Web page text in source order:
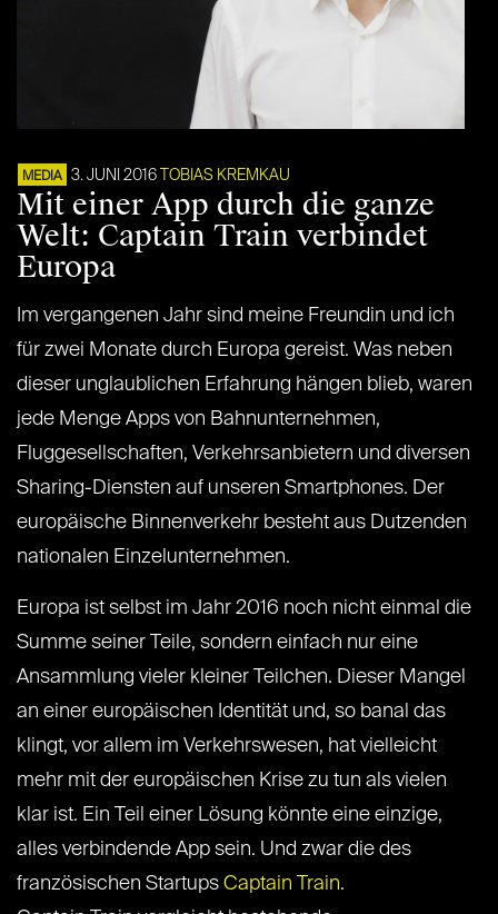
MEDIA 3. JUNI 2016 TOBIAS KREMKAU
Mit einer App durch die ganze
Welt: Captain Train verbindet
Europa
Im vergangenen Jahr sind meine Freundin und ich
für zwei Monate durch Europa gereist. Was neben
dieser unglaublichen Erfahrung hängen blieb, waren
jede Menge Apps von Bahnunternehmen,
Fluggesellschaften, Verkehrsanbietern und diversen
Sharing-Diensten auf unseren Smartphones. Der
europäische Binnenverkehr besteht aus Dutzenden
nationalen Einzelunternehmen.
Europa ist selbst im Jahr 2016 noch nicht einmal die
Summe seiner Teile, sondern einfach nur eine
Ansammlung vieler kleiner Teilchen. Dieser Mangel
an einer europäischen Identität und, so banal das
klingt, vor allem im Verkehrswesen, hat vielleicht
mehr mit der europäischen Krise zu tun als vielen
klar ist. Ein Teil einer Lösung könnte eine einzige,
alles verbindende App sein. Und zwar die des
französischen Startups Captain Train.